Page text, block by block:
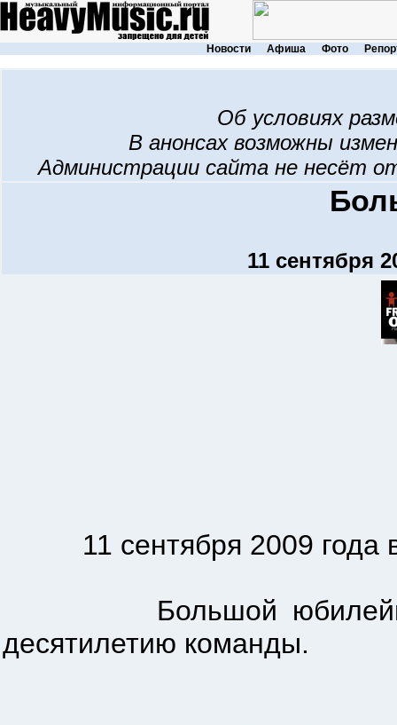
Новости Афиша Фото
Об условиях
В анонсах возможны
Администрации сайта не несёт
11 сентября
11 сентября 2009 года в
Большой юбилейный
десятилетию команды.